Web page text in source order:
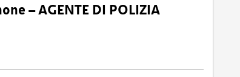
– AGENTE DI POLIZIA